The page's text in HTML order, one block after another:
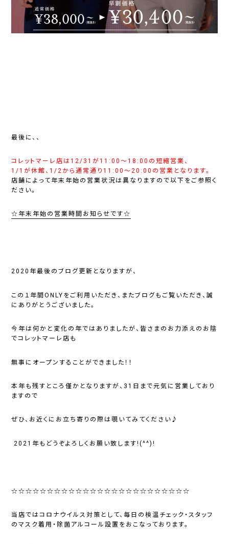
最後に、、
コレットマーレ店は12/31が11:00～18:00の短縮営業、
1/1が休館、1/2から通常通り11:00～20:00の営業となります。
店舗によって年末年始の営業状況は異なりますので以下をご参照く
ださい。
☆年末年始の営業時間お知らせです☆
2020年最後のブログ更新となりますが、
この１年間ONLYをご利用いただき、またブログもご覧いただき、誠
にありがとうございました。
今年は何かと変化の年ではありましたが、皆さまのお力添えのお陰
でコレットマーレ店も
無事にオープンすることができました！！
本年も残すところ僅かとなりますが、31日まで元気に営業しており
ますので
ぜひ、お近くにお立ち寄りの際は覗いてみてください♪
2021年もどうぞよろしくお願い致します!(^^)!
☆☆☆☆☆☆☆☆☆☆☆☆☆☆☆☆☆☆☆☆☆☆☆☆☆
当店ではコロナウイルス対策として、毎日の検温チェック・スタッフ
のマスク着用・除菌アルコール設置をおこなっております。